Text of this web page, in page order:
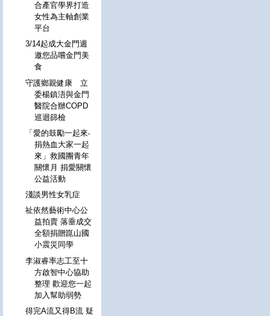
合產官學界打造
女性為主軸創業
平台
3/14起成大金門週
邀您品嚐金門美
食
守護鄉親健康 立
委楊鎮浯與金門
醫院合辦COPD
巡迴篩檢
「愛的鼓勵一起來‧
捐熱血大家一起
來」救國團青年
關懷月 捐愛關懷
公益活動
淺談男性女乳症
祉依然藝術中心公
益拍賣 落垂成交
全額捐贈崑山國
小震災同學
李淑睿率志工至十
方啟智中心協助
整理 歡迎您一起
加入幫助弱勢
得完A流又得B流 疑